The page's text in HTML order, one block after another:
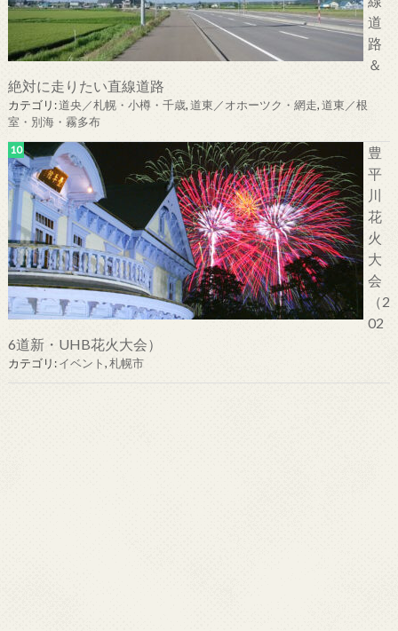
道
路
＆
絶対に走りたい直線道路
カテゴリ:道央／札幌・小樽・千歳,道東／オホーツク・網走,道東／根
室・別海・霧多布
豊
平
川
花
火
大
会
（2
02
6道新・UHB花火大会）
カテゴリ:イベント,札幌市